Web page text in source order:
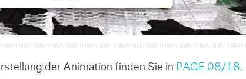
der Animation finden Sie in PAGE 08/18,